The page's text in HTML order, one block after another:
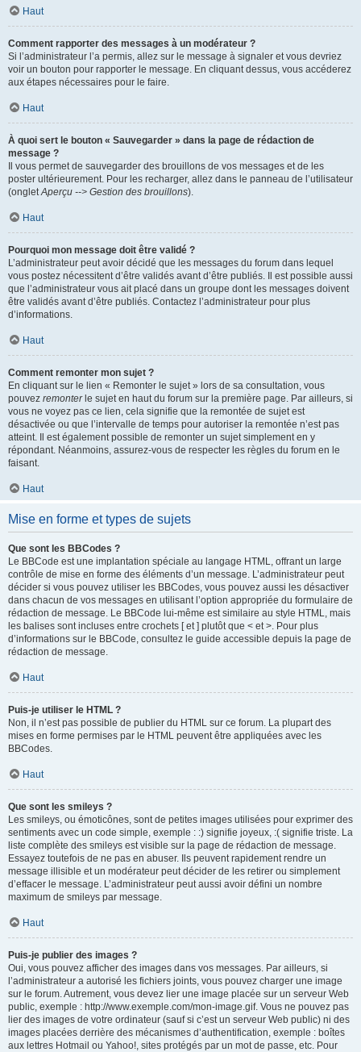
Haut
Comment rapporter des messages à un modérateur ?
Si l’administrateur l’a permis, allez sur le message à signaler et vous devriez
voir un bouton pour rapporter le message. En cliquant dessus, vous accéderez
aux étapes nécessaires pour le faire.
Haut
À quoi sert le bouton « Sauvegarder » dans la page de rédaction de
message ?
Il vous permet de sauvegarder des brouillons de vos messages et de les
poster ultérieurement. Pour les recharger, allez dans le panneau de l’utilisateur
(ongletAperçu --> Gestion des brouillons).
Haut
Pourquoi mon message doit être validé ?
L’administrateur peut avoir décidé que les messages du forum dans lequel
vous postez nécessitent d’être validés avant d’être publiés. Il est possible aussi
que l’administrateur vous ait placé dans un groupe dont les messages doivent
être validés avant d’être publiés. Contactez l’administrateur pour plus
d’informations.
Haut
Comment remonter mon sujet ?
En cliquant sur le lien « Remonter le sujet » lors de sa consultation, vous
pouvez remonterle sujet en haut du forum sur la première page. Par ailleurs, si
vous ne voyez pas ce lien, cela signifie que la remontée de sujet est
désactivée ou que l’intervalle de temps pour autoriser la remontée n’est pas
atteint. Il est également possible de remonter un sujet simplement en y
répondant. Néanmoins, assurez-vous de respecter les règles du forum en le
faisant.
Haut
Mise en forme et types de sujets
Que sont les BBCodes ?
Le BBCode est une implantation spéciale au langage HTML, offrant un large
contrôle de mise en forme des éléments d’un message. L’administrateur peut
décider si vous pouvez utiliser les BBCodes, vous pouvez aussi les désactiver
dans chacun de vos messages en utilisant l’option appropriée du formulaire de
rédaction de message. Le BBCode lui-même est similaire au style HTML, mais
les balises sont incluses entre crochets [ et ] plutôt que < et >. Pour plus
d’informations sur le BBCode, consultez le guide accessible depuis la page de
rédaction de message.
Haut
Puis-je utiliser le HTML ?
Non, il n’est pas possible de publier du HTML sur ce forum. La plupart des
mises en forme permises par le HTML peuvent être appliquées avec les
BBCodes.
Haut
Que sont les smileys ?
Les smileys, ou émoticônes, sont de petites images utilisées pour exprimer des
sentiments avec un code simple, exemple : :) signifie joyeux, :( signifie triste. La
liste complète des smileys est visible sur la page de rédaction de message.
Essayez toutefois de ne pas en abuser. Ils peuvent rapidement rendre un
message illisible et un modérateur peut décider de les retirer ou simplement
d’effacer le message. L’administrateur peut aussi avoir défini un nombre
maximum de smileys par message.
Haut
Puis-je publier des images ?
Oui, vous pouvez afficher des images dans vos messages. Par ailleurs, si
l’administrateur a autorisé les fichiers joints, vous pouvez charger une image
sur le forum. Autrement, vous devez lier une image placée sur un serveur Web
public, exemple : http://www.exemple.com/mon-image.gif. Vous ne pouvez pas
lier des images de votre ordinateur (sauf si c’est un serveur Web public) ni des
images placées derrière des mécanismes d’authentification, exemple : boîtes
aux lettres Hotmail ou Yahoo!, sites protégés par un mot de passe, etc. Pour